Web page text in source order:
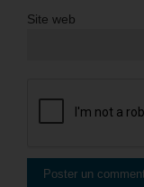
Site web